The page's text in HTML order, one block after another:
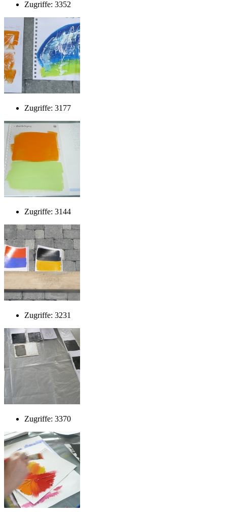
Zugriffe: 3352
Zugriffe: 3177
Zugriffe: 3144
Zugriffe: 3231
Zugriffe: 3370